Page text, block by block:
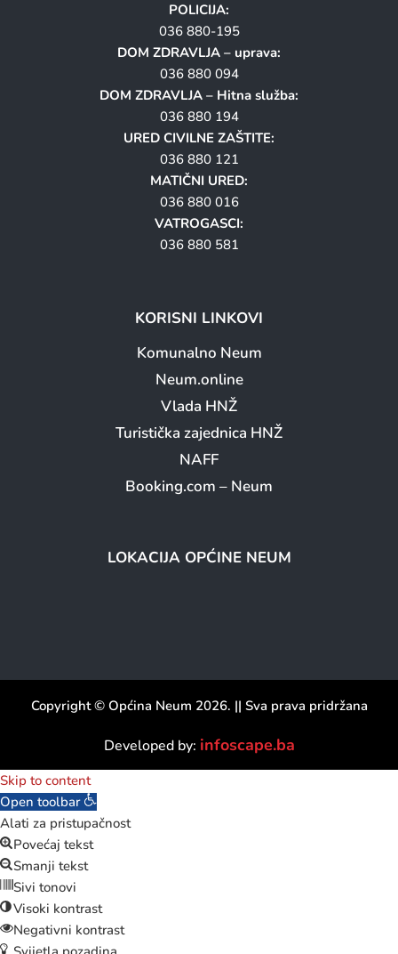
POLICIJA:
036 880-195
DOM ZDRAVLJA – uprava:
036 880 094
DOM ZDRAVLJA – Hitna služba:
036 880 194
URED CIVILNE ZAŠTITE:
036 880 121
MATIČNI URED:
036 880 016
VATROGASCI:
036 880 581
KORISNI LINKOVI
Komunalno Neum
Neum.online
Vlada HNŽ
Turistička zajednica HNŽ
NAFF
Booking.com – Neum
LOKACIJA OPĆINE NEUM
Copyright © Općina Neum 2026. || Sva prava pridržana
Developed by: infoscape.ba
Skip to content
Open toolbar
Alati za pristupačnost
Povećaj tekst
Smanji tekst
Sivi tonovi
Visoki kontrast
Negativni kontrast